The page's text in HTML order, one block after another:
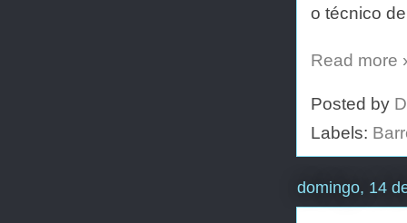
o técnico
Read more
Posted by
Labels:
domingo, 14